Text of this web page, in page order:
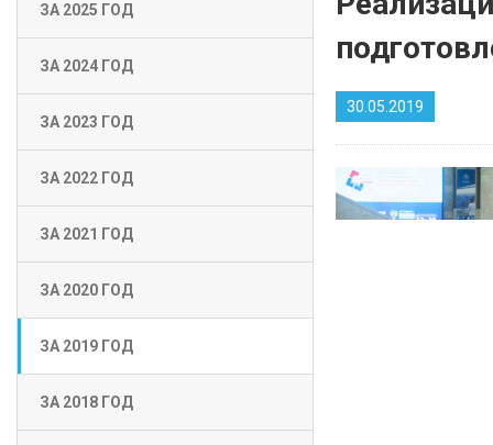
ЗА 2025 ГОД
ЗА 2024 ГОД
ЗА 2023 ГОД
ЗА 2022 ГОД
ЗА 2021 ГОД
ЗА 2020 ГОД
ЗА 2019 ГОД
ЗА 2018 ГОД
30.05.2019